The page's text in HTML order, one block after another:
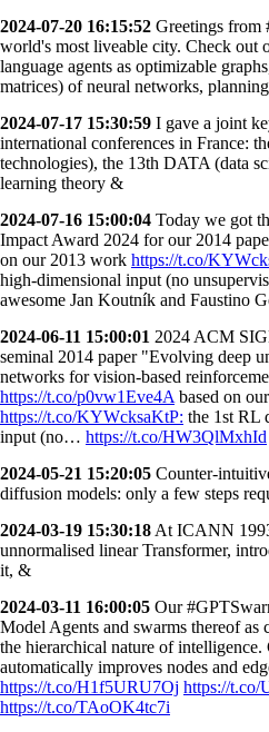
2024-07-20 16:15:52 Greetings from
world's most liveable city. Check out
language agents as optimizable
matrices) of neural networks,
2024-07-17 15:30:59 I gave a joint
international conferences in France:
technologies), the 13th DATA (data
learning theory &
2024-07-16 15:00:04 Today we got
Impact Award 2024 for our 2014
on our 2013 work https://t.co/
high-dimensional input (no
awesome Jan Koutník and Faustino
2024-06-11 15:00:01 2024 ACM
seminal 2014 paper "Evolving deep
networks for vision-based
https://t.co/p0vw1Eve4A based on
https://t.co/KYWcksaKtP: the 1st RL
input (no… https://t.co/HW3QlMxhId
2024-05-21 15:20:05 Counter-
diffusion models: only a few steps
2024-03-19 15:30:18 At ICANN
unnormalised linear Transformer,
it, &
2024-03-11 16:00:05 Our
Model Agents and swarms thereof as
the hierarchical nature of
automatically improves nodes and
https://t.co/H1f5URU7Oj https://
https://t.co/TAoOK4tc7i